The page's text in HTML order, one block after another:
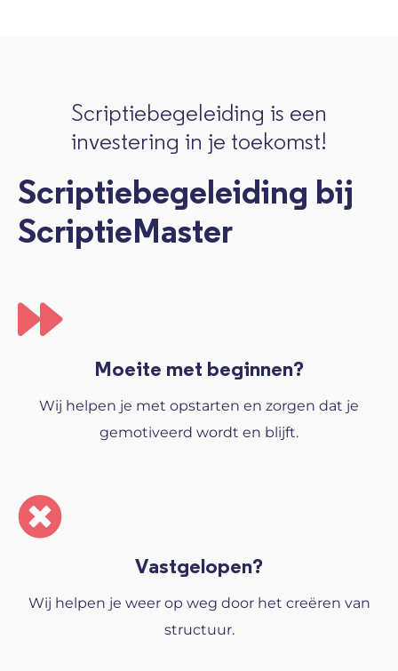
Scriptiebegeleiding is een
investering in je toekomst!
Scriptiebegeleiding bij
ScriptieMaster
Moeite met beginnen?
Wij helpen je met opstarten en zorgen dat je
gemotiveerd wordt en blijft.
Vastgelopen?
Wij helpen je weer op weg door het creëren van
structuur.